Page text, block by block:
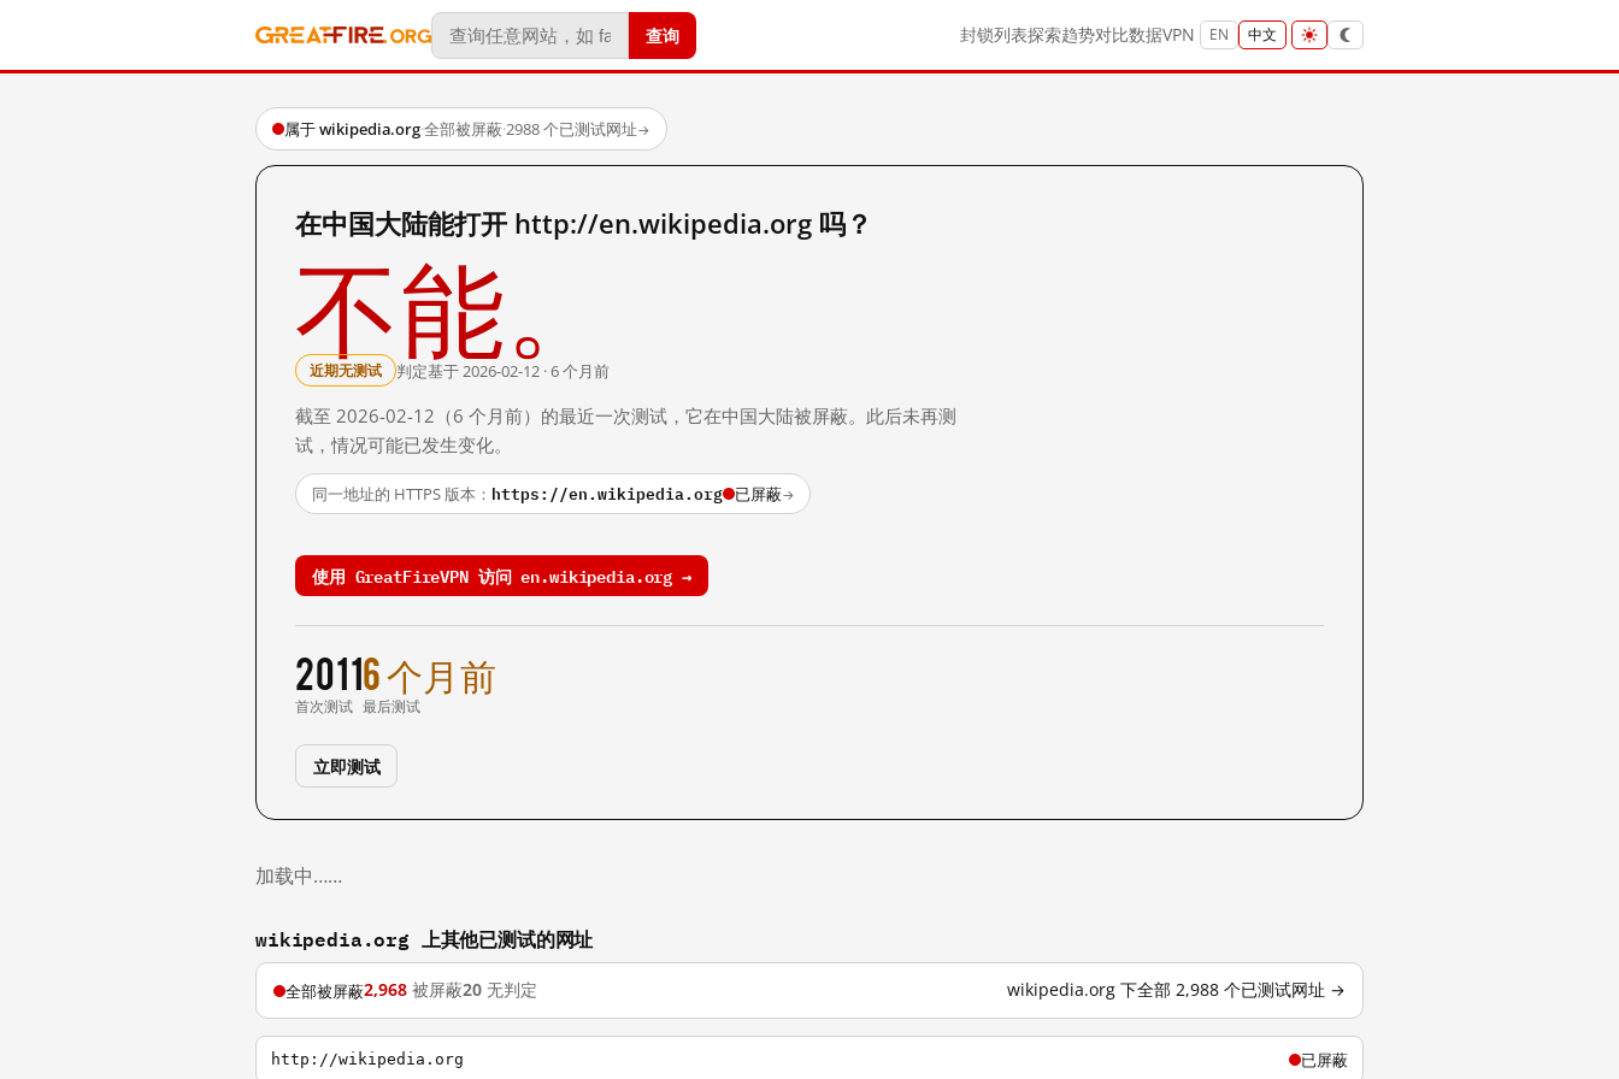
查询 封锁列表探索趋势对比数据VPN EN 中文
属于 wikipedia.org·全部被屏蔽·2988 个已测试网址→
在中国大陆能打开 http://en.wikipedia.org 吗？
不能。
近期无测试 判定基于 2026-02-12 · 6 个月前
截至 2026-02-12（6 个月前）的最近一次测试，它在中国大陆被屏蔽。此后未再测
试，情况可能已发生变化。
同一地址的 HTTPS 版本： https://en.wikipedia.org 已屏蔽→
使用 GreatFireVPN 访问 en.wikipedia.org →
2011
首次测试
6 个月前
最后测试
立即测试
加载中……
wikipedia.org 上其他已测试的网址
全部被屏蔽2,968 被屏蔽20 无判定 wikipedia.org 下全部 2,988 个已测试网址 →
http://wikipedia.org 已屏蔽